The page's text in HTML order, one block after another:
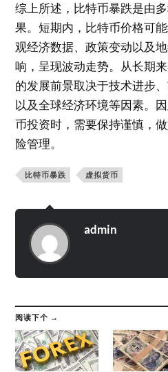
综上所述，比特币暴跌是由
果。短期内，比特币价格可
观经济数据、政策变动以及
响，呈现波动走势。从长期
的发展前景取决于技术进步
以及全球经济环境等因素。
币投资时，需要保持谨慎，
险管理。
比特币暴跌 虚拟货币
admin
阅读下个 →